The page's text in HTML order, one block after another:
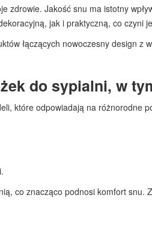
zdrowie. Jakość snu ma istotny
jak i praktyczną, co czyni
łączących nowoczesny design z
do sypialni, w
które odpowiadają na różnorodne
co znacząco podnosi komfort snu.